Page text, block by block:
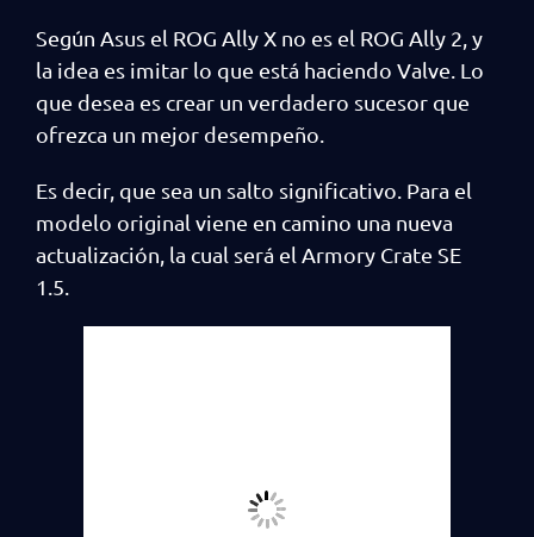
Según Asus el ROG Ally X no es el ROG Ally 2, y
la idea es imitar lo que está haciendo Valve. Lo
que desea es crear un verdadero sucesor que
ofrezca un mejor desempeño.
Es decir, que sea un salto significativo. Para el
modelo original viene en camino una nueva
actualización, la cual será el Armory Crate SE
1.5.